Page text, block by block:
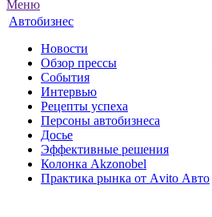
Меню
Автобизнес
Новости
Обзор прессы
События
Интервью
Рецепты успеха
Персоны автобизнеса
Досье
Эффективные решения
Колонка Akzonobel
Практика рынка от Аvito Авто